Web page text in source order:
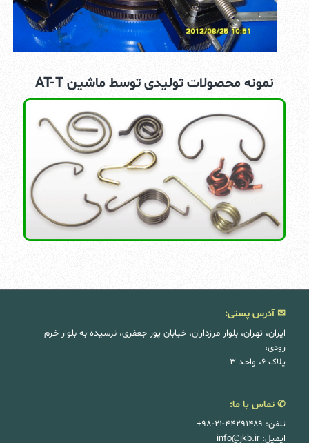
نمونه محصولات تولیدی توسط ماشین AT-T
✉ آدرس پستی:
ایران، تهران، بلوار مرزداران، خیابان پور جعفری، نرسیده به بلوار خرم
رودی،
پلاک ۶، واحد ۳
✆ تماس با ما:
تلفن: ۴۴۲۹۱۴۸۹-۲۱-۹۸+
ایمیل:info@jkb.ir